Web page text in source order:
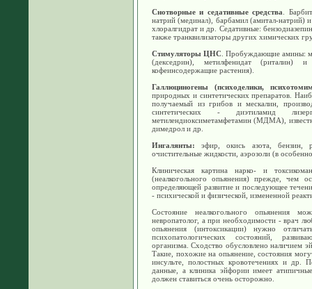
Снотворные и седативные средства
.
натрий (мединал), барбамил (амитал-натрий)
хлоралгидрат и др. Седативные:
также транквилизаторы других химических
Стимуляторы ЦНС . Пробуждающие амины:
(декседрин), метилфенидат
кофеинсодержащие растения).
Галлюциногены (психоделики,
природных и синтетических препаратов.
получаемый из грибов и мескалин,
синтетических - диэтиламид
метилендиоксиметамфетамин (МДМА),
димедрол и др.
Ингалянты: эфир, окись азота, бензин,
очистительные жидкости, аэрозоли (в
Клиническая картина нарко- и
(неалкогольного опьянения) прежде, чем
определяющей развитие и последующее
- психической и физической, измененной
Состояние неалкогольного опьянения
невропатолог, а при необходимости - врач
опьянения (интоксикации) нужно
психопатологических состояний,
организма. Сходство обусловлено наличием
Такие, похожие на опьянение, состояния
инсульте, полостных кровотечениях и др.
данные, а клиника эйфории имеет
должен ставиться очень осторожно.